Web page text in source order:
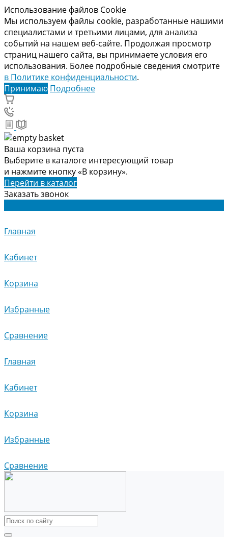
Использование файлов Cookie
Мы используем файлы cookie, разработанные нашими
специалистами и третьими лицами, для анализа
событий на нашем веб-сайте. Продолжая просмотр
страниц нашего сайта, вы принимаете условия его
использования. Более подробные сведения смотрите
в Политике конфиденциальности.
Принимаю Подробнее
Ваша корзина пуста
Выберите в каталоге интересующий товар
и нажмите кнопку «В корзину».
Перейти в каталог
Заказать звонок
Главная
Кабинет
Корзина
Избранные
Сравнение
Главная
Кабинет
Корзина
Избранные
Сравнение